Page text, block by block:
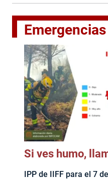
Emergencias
Si ves humo,
IPP de IIFF para el 7